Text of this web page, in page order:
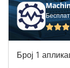
Број 1